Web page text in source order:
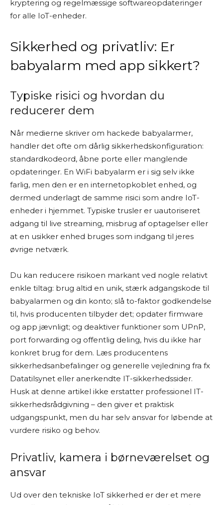
kryptering og regelmæssige softwareopdateringer
for alle IoT-enheder.
Sikkerhed og privatliv: Er
babyalarm med app sikkert?
Typiske risici og hvordan du
reducerer dem
Når medierne skriver om hackede babyalarmer,
handler det ofte om dårlig sikkerhedskonfiguration:
standardkodeord, åbne porte eller manglende
opdateringer. En WiFi babyalarm er i sig selv ikke
farlig, men den er en internetopkoblet enhed, og
dermed underlagt de samme risici som andre IoT-
enheder i hjemmet. Typiske trusler er uautoriseret
adgang til live streaming, misbrug af optagelser eller
at en usikker enhed bruges som indgang til jeres
øvrige netværk.
Du kan reducere risikoen markant ved nogle relativt
enkle tiltag: brug altid en unik, stærk adgangskode til
babyalarmen og din konto; slå to-faktor godkendelse
til, hvis producenten tilbyder det; opdater firmware
og app jævnligt; og deaktiver funktioner som UPnP,
port forwarding og offentlig deling, hvis du ikke har
konkret brug for dem. Læs producentens
sikkerhedsanbefalinger og generelle vejledning fra fx
Datatilsynet eller anerkendte IT-sikkerhedssider.
Husk at denne artikel ikke erstatter professionel IT-
sikkerhedsrådgivning – den giver et praktisk
udgangspunkt, men du har selv ansvar for løbende at
vurdere risiko og behov.
Privatliv, kamera i børneværelset og
ansvar
Ud over den tekniske IoT sikkerhed er der et mere